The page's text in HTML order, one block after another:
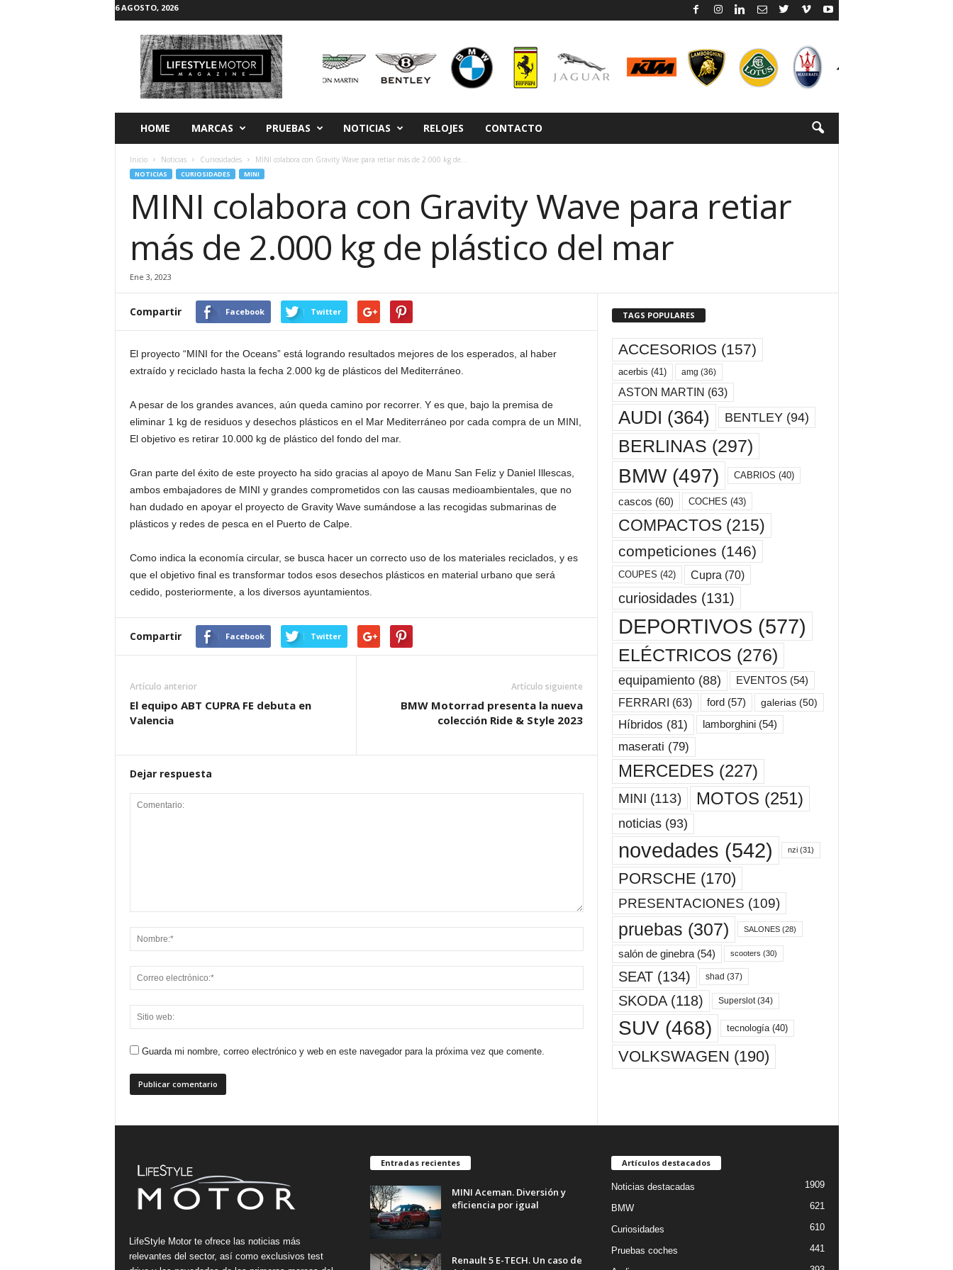
6 AGOSTO, 2026
HOME MARCAS PRUEBAS NOTICIAS RELOJES CONTACTO
Inicio Noticias Curiosidades MINI colabora con Gravity Wave para retiar más de 2.000 kg de...
NOTICIAS CURIOSIDADES MINI
MINI colabora con Gravity Wave para retiar
más de 2.000 kg de plástico del mar
Ene 3, 2023
Compartir Facebook Twitter
El proyecto “MINI for the Oceans” está logrando resultados mejores de los esperados, al haber
extraído y reciclado hasta la fecha 2.000 kg de plásticos del Mediterráneo.
A pesar de los grandes avances, aún queda camino por recorrer. Y es que, bajo la premisa de
eliminar 1 kg de residuos y desechos plásticos en el Mar Mediterráneo por cada compra de un MINI,
El objetivo es retirar 10.000 kg de plástico del fondo del mar.
Gran parte del éxito de este proyecto ha sido gracias al apoyo de Manu San Feliz y Daniel Illescas,
ambos embajadores de MINI y grandes comprometidos con las causas medioambientales, que no
han dudado en apoyar el proyecto de Gravity Wave sumándose a las recogidas submarinas de
plásticos y redes de pesca en el Puerto de Calpe.
Como indica la economía circular, se busca hacer un correcto uso de los materiales reciclados, y es
que el objetivo final es transformar todos esos desechos plásticos en material urbano que será
cedido, posteriormente, a los diversos ayuntamientos.
Compartir Facebook Twitter
Artículo anterior
El equipo ABT CUPRA FE debuta en
Valencia
Artículo siguiente
BMW Motorrad presenta la nueva
colección Ride & Style 2023
Dejar respuesta
Guarda mi nombre, correo electrónico y web en este navegador para la próxima vez que comente.
TAGS POPULARES
ACCESORIOS (157)
acerbis (41) amg (36)
ASTON MARTIN (63)
AUDI (364) BENTLEY(94)
BERLINAS (297)
BMW(497) CABRIOS (40)
cascos (60) COCHES (43)
COMPACTOS(215)
competiciones (146)
COUPES (42) Cupra (70)
curiosidades(131)
DEPORTIVOS (577)
ELÉCTRICOS (276)
equipamiento(88) EVENTOS(54)
FERRARI (63) ford(57) galerias(50)
Híbridos (81) lamborghini(54)
maserati (79)
MERCEDES (227)
MINI (113) MOTOS (251)
noticias(93)
novedades (542) nzi(31)
PORSCHE (170)
PRESENTACIONES (109)
pruebas (307) SALONES(28)
salón de ginebra(54) scooters (30)
SEAT(134) shad (37)
SKODA(118) Superslot(34)
SUV(468) tecnología(40)
VOLKSWAGEN (190)
LifeStyle Motor te ofrece las noticias más
relevantes del sector, así como exclusivos test
Entradas recientes
MINI Aceman. Diversión y
eficiencia por igual
Renault 5 E-TECH. Un caso de
Artículos destacados
Noticias destacadas 1909
BMW 621
Curiosidades 610
Pruebas coches 441